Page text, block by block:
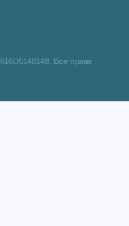
Все права